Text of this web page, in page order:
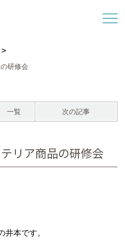
研修会
一覧 次の記事
リア商品の研修会
井本です。